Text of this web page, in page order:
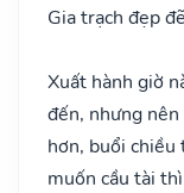
Gia trạch đẹp
Xuất hành giờ
đến, nhưng
hơn, buổi
muốn cầu tài